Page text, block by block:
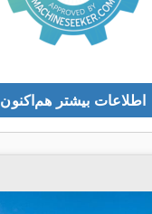
اطلاعات بیشتر هم‌اکنون